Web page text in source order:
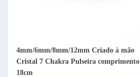
4mm/6mm/8mm/12mm Criado à mão
Cristal 7 Chakra Pulseira comprimento
18cm